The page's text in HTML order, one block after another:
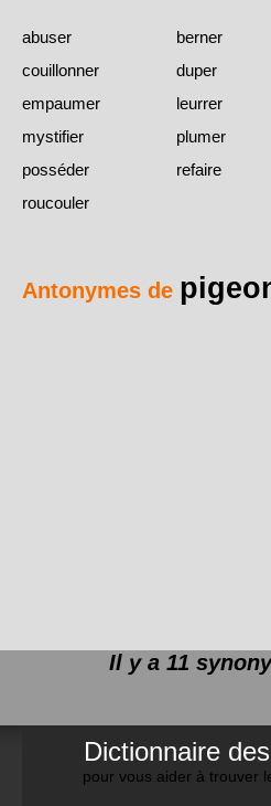
abuser
berner
couillonner
duper
empaumer
leurrer
mystifier
plumer
posséder
refaire
roucouler
Antonymes de
Il y a 11
Dictionnaire
pour vous aider à trouver